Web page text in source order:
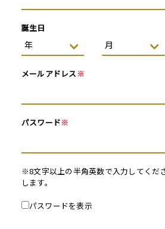
誕生日
メールアドレス ※
パスワード※
※8文字以上の半角英数で入力してくだ
します。
パスワードを表示